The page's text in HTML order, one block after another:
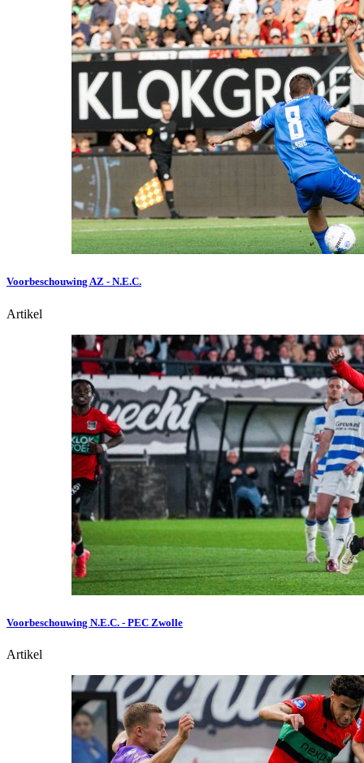
Voorbeschouwing AZ - N.E.C.
Artikel
Voorbeschouwing N.E.C. - PEC Zwolle
Artikel